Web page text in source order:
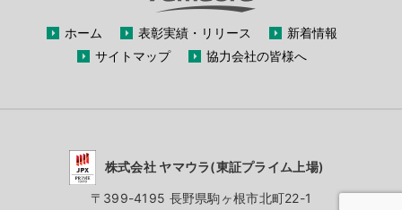
ホーム 表彰実績・リリース
新着情報
サイトマップ
協力会社の皆様へ
株式会社 ヤマウラ(東証プライム上場)
〒399-4195 長野県駒ヶ根市北町22-1